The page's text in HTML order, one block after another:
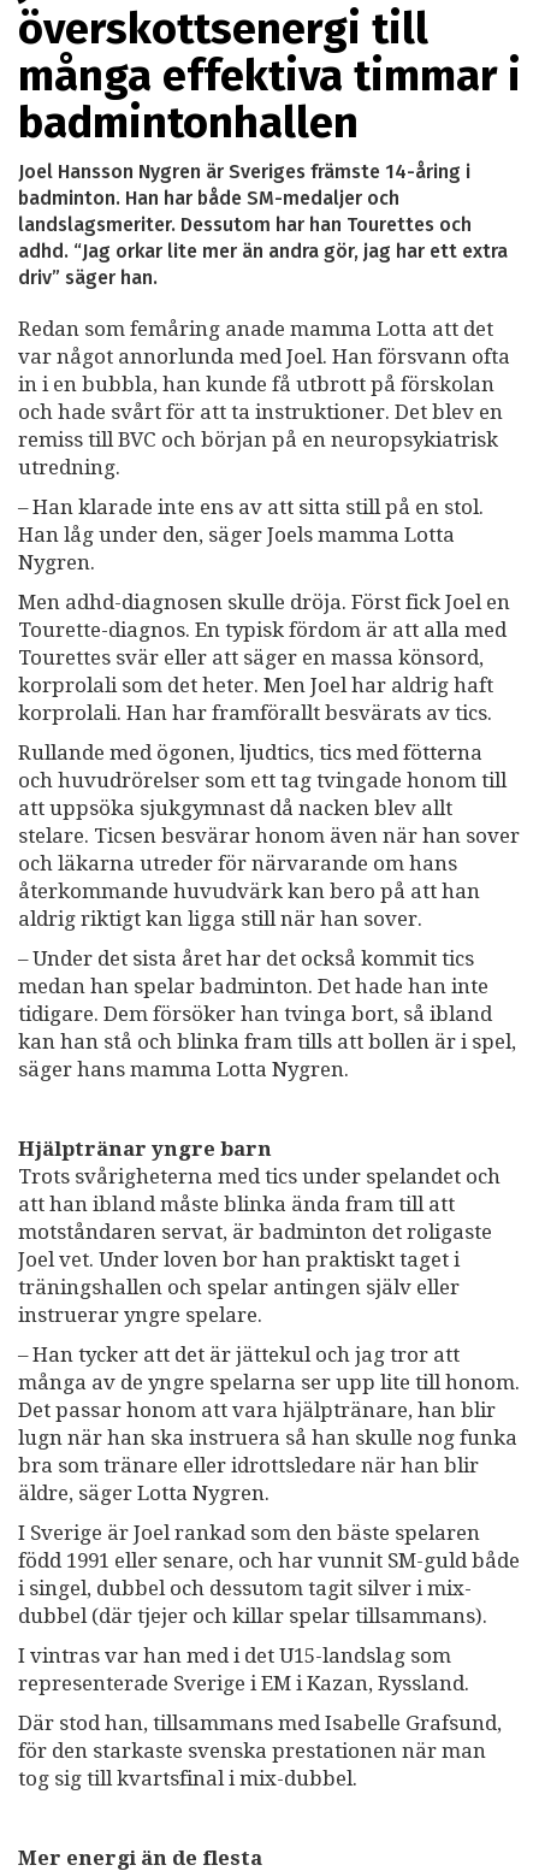
överskottsenergi till
många effektiva timmar i
badmintonhallen
Joel Hansson Nygren är Sveriges främste 14-åring i
badminton. Han har både SM-medaljer och
landslagsmeriter. Dessutom har han Tourettes och
adhd. “Jag orkar lite mer än andra gör, jag har ett extra
driv” säger han.
Redan som femåring anade mamma Lotta att det
var något annorlunda med Joel. Han försvann ofta
in i en bubbla, han kunde få utbrott på förskolan
och hade svårt för att ta instruktioner. Det blev en
remiss till BVC och början på en neuropsykiatrisk
utredning.
– Han klarade inte ens av att sitta still på en stol.
Han låg under den, säger Joels mamma Lotta
Nygren.
Men adhd-diagnosen skulle dröja. Först fick Joel en
Tourette-diagnos. En typisk fördom är att alla med
Tourettes svär eller att säger en massa könsord,
korprolali som det heter. Men Joel har aldrig haft
korprolali. Han har framförallt besvärats av tics.
Rullande med ögonen, ljudtics, tics med fötterna
och huvudrörelser som ett tag tvingade honom till
att uppsöka sjukgymnast då nacken blev allt
stelare. Ticsen besvärar honom även när han sover
och läkarna utreder för närvarande om hans
återkommande huvudvärk kan bero på att han
aldrig riktigt kan ligga still när han sover.
– Under det sista året har det också kommit tics
medan han spelar badminton. Det hade han inte
tidigare. Dem försöker han tvinga bort, så ibland
kan han stå och blinka fram tills att bollen är i spel,
säger hans mamma Lotta Nygren.
Hjälptränar yngre barn
Trots svårigheterna med tics under spelandet och
att han ibland måste blinka ända fram till att
motståndaren servat, är badminton det roligaste
Joel vet. Under loven bor han praktiskt taget i
träningshallen och spelar antingen själv eller
instruerar yngre spelare.
– Han tycker att det är jättekul och jag tror att
många av de yngre spelarna ser upp lite till honom.
Det passar honom att vara hjälptränare, han blir
lugn när han ska instruera så han skulle nog funka
bra som tränare eller idrottsledare när han blir
äldre, säger Lotta Nygren.
I Sverige är Joel rankad som den bäste spelaren
född 1991 eller senare, och har vunnit SM-guld både
i singel, dubbel och dessutom tagit silver i mix-
dubbel (där tjejer och killar spelar tillsammans).
I vintras var han med i det U15-landslag som
representerade Sverige i EM i Kazan, Ryssland.
Där stod han, tillsammans med Isabelle Grafsund,
för den starkaste svenska prestationen när man
tog sig till kvartsfinal i mix-dubbel.
Mer energi än de flesta